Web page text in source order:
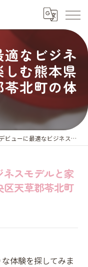
なビジネ
む熊本県
北町の体
ビジネスモデルと家族で楽しむ熊本県熊本市中央区天草郡苓北町の体験教室
スモデルと家
天草郡苓北町
体験を探してみま